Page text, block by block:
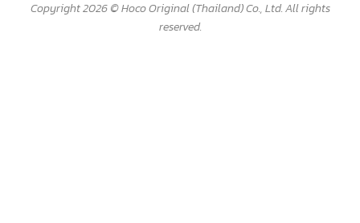
Copyright 2026 ©Hoco Original (Thailand) Co., Ltd. All rights
reserved.